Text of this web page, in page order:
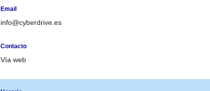
Email
info@cyberdrive.es
Contacto
Vía web